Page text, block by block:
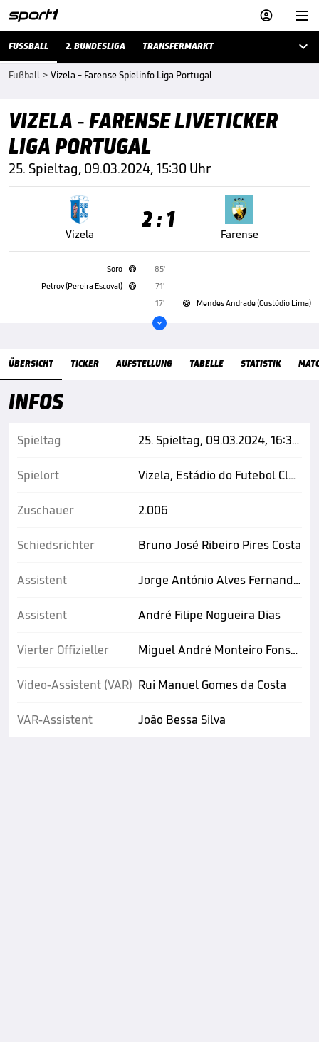


FUSSBALL 2. BUNDESLIGA TRANSFERMARKT 
Fußball > Vizela - Farense Spielinfo Liga Portugal
VIZELA - FARENSE LIVETICKER
LIGA PORTUGAL
25. Spieltag, 09.03.2024, 15:30 Uhr
Vizela
2 : 1
Farense
Soro 
85'
Petrov (Pereira Escoval)

71'
17'
 Mendes Andrade (Custódio Lima)

ÜBERSICHT TICKER AUFSTELLUNG TABELLE STATISTIK
Übersicht
INFOS
Spieltag
Spielort
Zuschauer
Schiedsrichter
Assistent
Assistent
Vierter Offizieller
Video-Assistent (VAR)
VAR-Assistent
25. Spieltag, 09.03.2024, 16:30 Uhr
Vizela, Estádio do Futebol Clube de Vizela
2.006
Bruno José Ribeiro Pires Costa
Jorge António Alves Fernandes
André Filipe Nogueira Dias
Miguel André Monteiro Fonseca
Rui Manuel Gomes da Costa
João Bessa Silva